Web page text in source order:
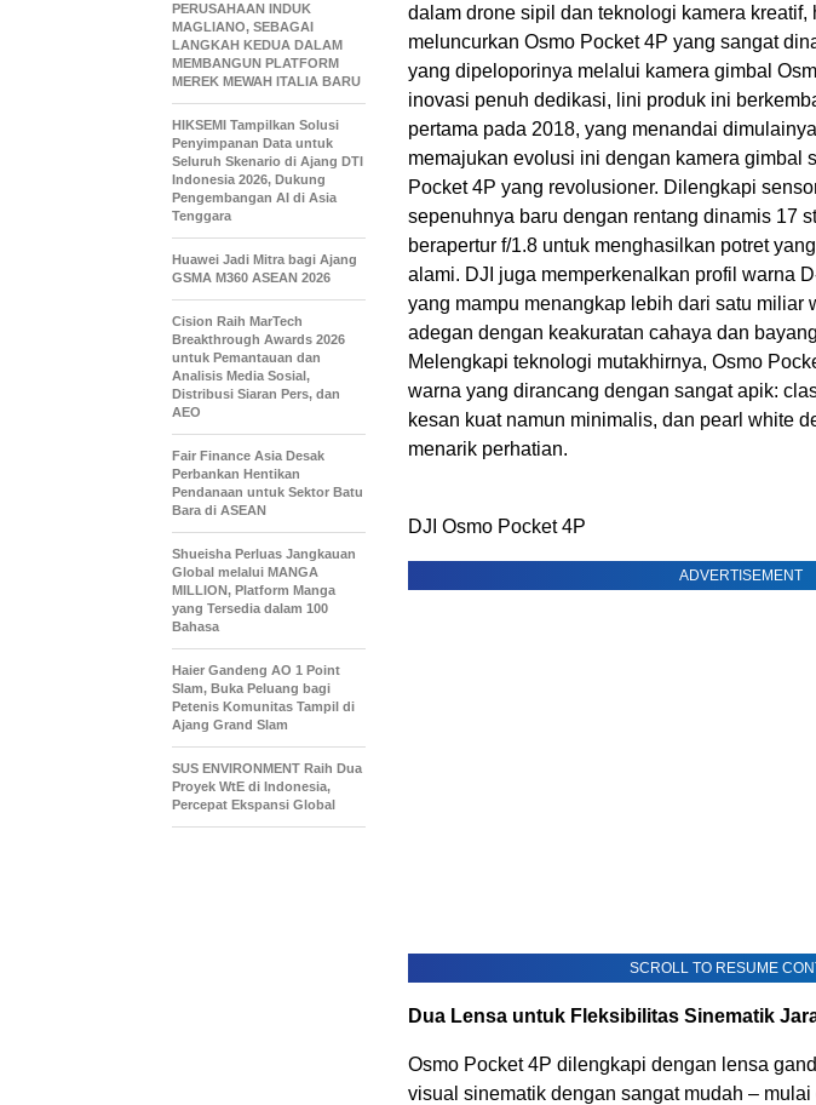
dalam drone sipil dan teknologi kamera kreatif,
meluncurkan Osmo Pocket 4P yang sangat
yang dipeloporinya melalui kamera gimbal
inovasi penuh dedikasi, lini produk ini
pertama pada 2018, yang menandai
memajukan evolusi ini dengan kamera gimbal
Pocket 4P yang revolusioner. Dilengkapi
sepenuhnya baru dengan rentang dinamis 17
berapertur f/1.8 untuk menghasilkan potret
alami. DJI juga memperkenalkan profil warna
yang mampu menangkap lebih dari satu miliar
adegan dengan keakuratan cahaya dan
Melengkapi teknologi mutakhirnya, Osmo
warna yang dirancang dengan sangat apik:
kesan kuat namun minimalis, dan pearl white
menarik perhatian.
DJI Osmo Pocket 4P
ADVERTISEMENT
SCROLL TO RESUME
Dua Lensa untuk Fleksibilitas Sinematik
Osmo Pocket 4P dilengkapi dengan lensa
visual sinematik dengan sangat mudah –
PERUSAHAAN INDUK
MAGLIANO, SEBAGAI
LANGKAH KEDUA DALAM
MEMBANGUN PLATFORM
MEREK MEWAH ITALIA BARU
HIKSEMI Tampilkan Solusi
Penyimpanan Data untuk
Seluruh Skenario di Ajang DTI
Indonesia 2026, Dukung
Pengembangan AI di Asia
Tenggara
Huawei Jadi Mitra bagi Ajang
GSMA M360 ASEAN 2026
Cision Raih MarTech
Breakthrough Awards 2026
untuk Pemantauan dan
Analisis Media Sosial,
Distribusi Siaran Pers, dan
AEO
Fair Finance Asia Desak
Perbankan Hentikan
Pendanaan untuk Sektor Batu
Bara di ASEAN
Shueisha Perluas Jangkauan
Global melalui MANGA
MILLION, Platform Manga
yang Tersedia dalam 100
Bahasa
Haier Gandeng AO 1 Point
Slam, Buka Peluang bagi
Petenis Komunitas Tampil di
Ajang Grand Slam
SUS ENVIRONMENT Raih Dua
Proyek WtE di Indonesia,
Percepat Ekspansi Global